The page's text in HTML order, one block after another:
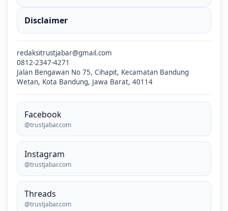
Disclaimer
redaksitrustjabar@gmail.com
0812-2347-4271
Jalan Bengawan No 75, Cihapit, Kecamatan Bandung
Wetan, Kota Bandung, Jawa Barat, 40114
Facebook
@trustjabar.com
Instagram
@trustjabar.com
Threads
@trustjabar.com